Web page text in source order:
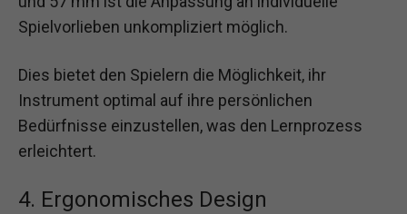
Spielvorlieben unkompliziert möglich.
Dies bietet den Spielern die Möglichkeit, ihr
Instrument optimal auf ihre persönlichen
Bedürfnisse einzustellen, was den Lernprozess
erleichtert.
4. Ergonomisches Design